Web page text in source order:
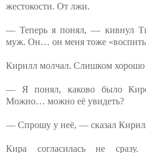
жестокости. От лжи.
— Теперь я понял, — кивнул
муж. Он… он меня тоже
Кирилл молчал. Слишком хорошо
— Я понял, каково было
Можно… можно её увидеть?
— Спрошу у неё, — сказал
Кира согласилась не